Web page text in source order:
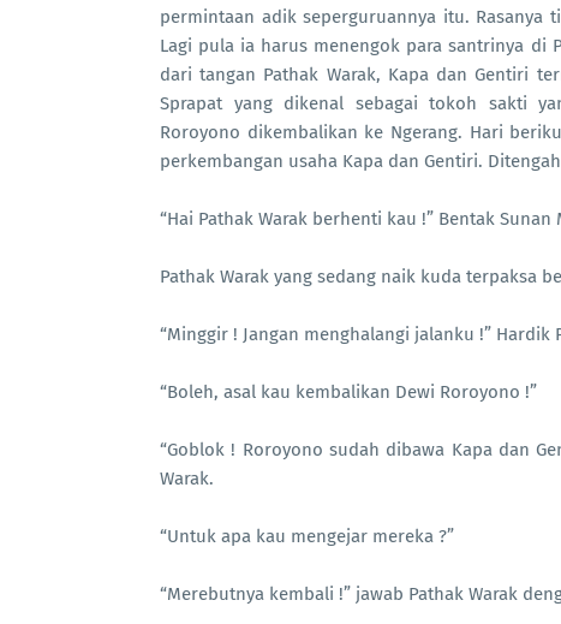
permintaan adik seperguruannya itu. Rasanya
Lagi pula ia harus menengok para santrinya di
dari tangan Pathak Warak, Kapa dan Gentiri
Sprapat yang dikenal sebagai tokoh sakti
Roroyono dikembalikan ke Ngerang. Hari
perkembangan usaha Kapa dan Gentiri.
“Hai Pathak Warak berhenti kau !” Bentak Sunan
Pathak Warak yang sedang naik kuda terpaksa
“Minggir ! Jangan menghalangi jalanku !” Hardik
“Boleh, asal kau kembalikan Dewi Roroyono !”
“Goblok ! Roroyono sudah dibawa Kapa dan
Warak.
“Untuk apa kau mengejar mereka ?”
“Merebutnya kembali !” jawab Pathak Warak